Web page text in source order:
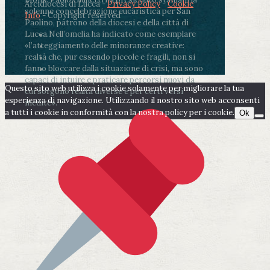
solenne concelebrazione eucaristica per San
Paolino, patrono della diocesi e della città di
Lucca.Nell’omelia ha indicato come esemplare
«l’atteggiamento delle minoranze creative:
realtà che, pur essendo piccole e fragili, non si
fanno bloccare dalla situazione di crisi, ma sono
capaci di intuire e praticare percorsi nuovi da
cui sorgono realtà diverse e per certi versi
inedite».
Arcidiocesi di Lucca -Privacy Policy-Cookie
Info- Copyright reserved
Questo sito web utilizza i cookie solamente per migliorare la tua
esperienza di navigazione. Utilizzando il nostro sito web acconsenti
a tutti i cookie in conformità con la nostra policy per i cookie. Ok